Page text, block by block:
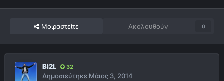
Μοιραστείτε Ακολουθούν 0
Bi2L 32
Δημοσιεύτηκε Μάιος 3, 2014